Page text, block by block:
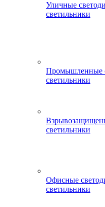
Уличные
светильники
Промышленные
светильники
светильники
Офисные
светильники